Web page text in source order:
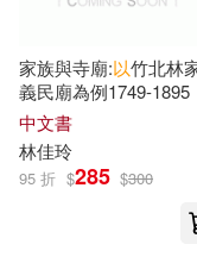
よしのずな(15)
南香かをり(15)
日本荒竹出版
皇冠(79)
財經錢線文化
家族與寺廟:以竹北林
義民廟為例1749-1895
中文書
林佳玲
95 折 $285 $300